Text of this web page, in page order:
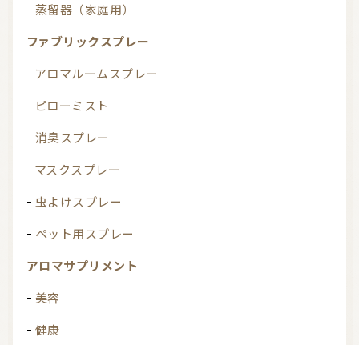
蒸留器（家庭用）
ファブリックスプレー
アロマルームスプレー
ピローミスト
消臭スプレー
マスクスプレー
虫よけスプレー
ペット用スプレー
アロマサプリメント
美容
健康